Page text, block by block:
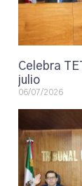
Celebra
julio
06/07/2026